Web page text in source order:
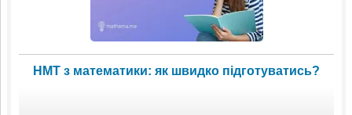
НМТ з математики: як швидко підготуватись?